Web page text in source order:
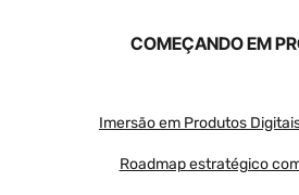
COMEÇANDO EM
Imersão em Produtos
Roadmap estratégico